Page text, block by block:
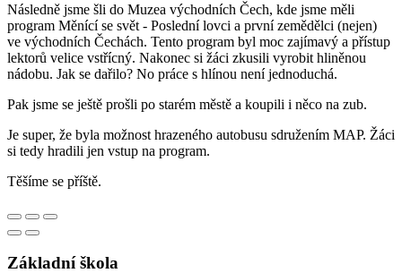
Následně jsme šli do Muzea východních Čech, kde jsme měli
program Měnící se svět - Poslední lovci a první zemědělci (nejen)
ve východních Čechách. Tento program byl moc zajímavý a přístup
lektorů velice vstřícný. Nakonec si žáci zkusili vyrobit hliněnou
nádobu. Jak se dařilo? No práce s hlínou není jednoduchá.
Pak jsme se ještě prošli po starém městě a koupili i něco na zub.
Je super, že byla možnost hrazeného autobusu sdružením MAP. Žáci
si tedy hradili jen vstup na program.
Těšíme se příště.
Základní škola